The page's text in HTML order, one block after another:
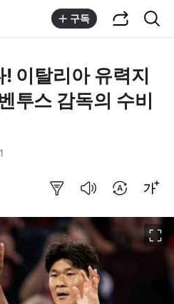
구독
이탈리아 유력지
투스 감독의 수비